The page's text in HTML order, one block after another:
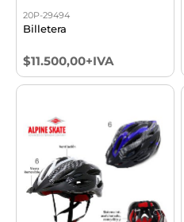
20P-29494
Billetera
$11.500,00+IVA